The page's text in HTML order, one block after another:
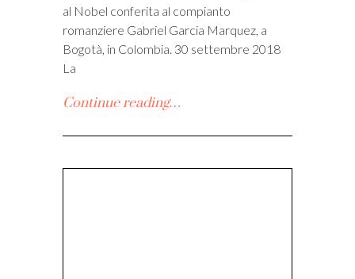
al Nobel conferita al compianto
romanziere Gabriel Garcia Marquez, a
Bogotà, in Colombia. 30 settembre 2018
La
Continue reading…